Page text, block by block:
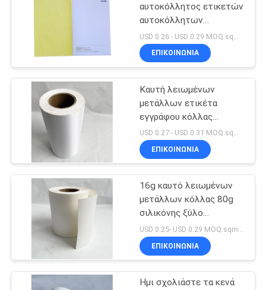
Σφραγίζοντας
ετικέτες
Άμεσες θερμικές
ετικέτες
αυτοκόλλητος ετικετών
αυτοκόλλητων
ετικεττών εγγράφου
τέχνης με την καυτή
κόλλα λειωμένων
ΕΠΙΚΟΙΝΩΝΙΑ
Καυτή λειωμένων
μετάλλων ετικέτα
εγγράφου κόλλας
αυτοκόλλητη με το
άσπρο σκάφος της
γραμμής πυριτίου
USD 0.27 - USD 0.31 MOQ:sqm 4000
ΕΠΙΚΟΙΝΩΝΙΑ
16g καυτό λειωμένων
μετάλλων κόλλας 80g
σιλικόνης ξύλο
ετικετών φύλλων
σκαφών της γραμμής
κενό ελεύθερο
USD 0.25- USD 0.29 MOQ:sqm 4000
ΕΠΙΚΟΙΝΩΝΙΑ
Ημι σχολιάστε τα κενά